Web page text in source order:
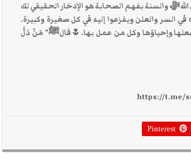
والسنة بفهم الصحابة هو الإدخار الحقيقي لك
في السر والعلن ويفزعوا إليه في كل صغيرة وكبيرة.
وإحياؤها وكل من عمل بها.🌷قالﷺ” مَنْ دَلَّ
Pinterest